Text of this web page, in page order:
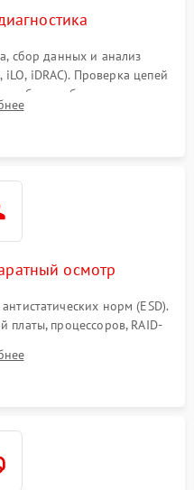
сбор данных и анализ
iDRAC). Проверка цепей
без вскрытия
сбоя.
осмотр
норм (ESD).
платы, процессоров, RAID-
на наличие термических
или окислений.